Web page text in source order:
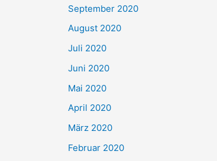
September 2020
August 2020
Juli 2020
Juni 2020
Mai 2020
April 2020
März 2020
Februar 2020